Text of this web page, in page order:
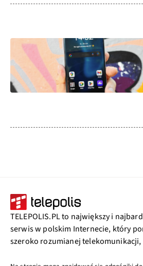
TELEPOLIS.PL to największy i
serwis w polskim Internecie, który
szeroko rozumianej